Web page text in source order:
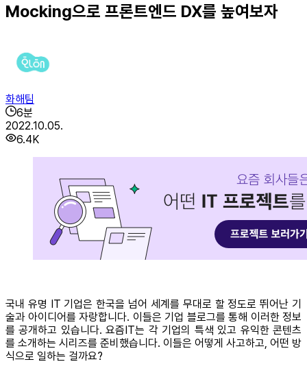
Mocking으로 프론트엔드 DX를 높여보자
화해팀
6분
2022.10.05.
6.4K
국내 유명 IT 기업은 한국을 넘어 세계를 무대로 할 정도로 뛰어난 기
술과 아이디어를 자랑합니다. 이들은 기업 블로그를 통해 이러한 정보
를 공개하고 있습니다. 요즘IT는 각 기업의 특색 있고 유익한 콘텐츠
를 소개하는 시리즈를 준비했습니다. 이들은 어떻게 사고하고, 어떤 방
식으로 일하는 걸까요?